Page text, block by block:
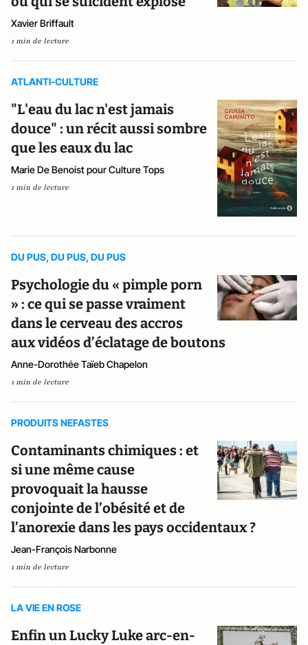
Xavier Briffault
1 min de lecture
ATLANTI-CULTURE
"L'eau du lac n'est jamais
douce" : un récit aussi sombre
que les eaux du lac
Marie De Benoist pour Culture Tops
1 min de lecture
DU PUS, DU PUS, DU PUS
Psychologie du « pimple porn
» : ce qui se passe vraiment
dans le cerveau des accros
aux vidéos d’éclatage de boutons
Anne-Dorothée Taïeb Chapelon
1 min de lecture
PRODUITS NEFASTES
Contaminants chimiques : et
si une même cause
provoquait la hausse
conjointe de l’obésité et de
l’anorexie dans les pays occidentaux ?
Jean-François Narbonne
1 min de lecture
LA VIE EN ROSE
Enfin un Lucky Luke arc-en-